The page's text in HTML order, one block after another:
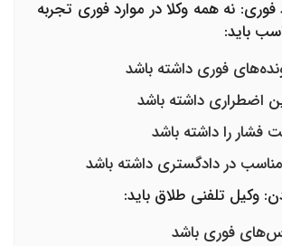
فوری: نه همه وکلا در موارد فوری تجربه
باید:
فوری داشته باشد
اضطراری داشته باشد
فشار را داشته باشد
در دادگستری داشته باشد
وکیل تلفنی طلاق باید:
فوری باشد